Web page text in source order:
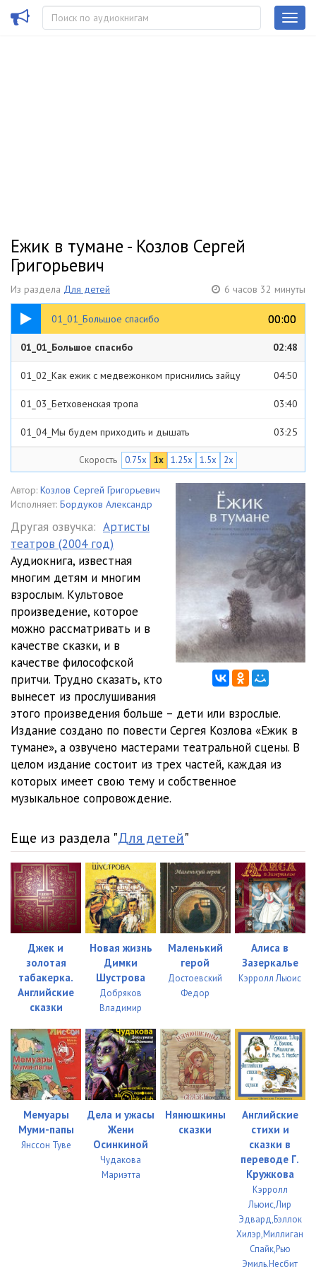
Ежик в тумане - Козлов Сергей
Григорьевич
Из раздела Для детей 6 часов 32 минуты
01_01_Большое спасибо 00:00
00:00
02:48
EzhikVTumane_Tom01
01_01_Большое спасибо
02:48
01_02_Как ежик с медвежонком приснились зайцу 04:50
01_03_Бетховенская тропа 03:40
01_04_Мы будем приходить и дышать 03:25
01_05_Эй вы в бочках
01_06_Голубые куку
07:49
01_08_Птица 04:38
01_09_Ни слова 02:51
01_10_Гусь в сапогах 02:54
01_11_Соленые ножки 03:07
01_12_Щучья почта 03:27
01_13_Кукуня
01_14_Как слон ходил в гости к ежику 05:05
01_15_Великое имя Басе 03:27
01_16_Кит 02:14
01_17_Зимняя сказка
01_19_Позвольте я вам помогу 03:46
01_20_Как ежик с медвежонком спасли волка 11:41
01_21_Как медвежонок перехитрил время 02:56
01_21_Лунная дорожка
01_22_Доверчивый ежик 05:37
01_23_Однажды в солнечный день
01_24_Падал мелкий снежок 05:17
01_25_Заячьи уши 03:44
01_26_Великий китайский поэт 04:40
01_27_Разговор 03:06
01_28_Урюк
01_29_Шотландская баллада 04:41
03:55
05:55
Скорость 0.75x 1x 1.25x 1.5x 2x
Автор: Козлов Сергей Григорьевич
Исполняет: Бордуков Александр
Другая озвучка: Артисты
театров (2004 год)
Аудиокнига, известная
многим детям и многим
взрослым. Культовое
произведение, которое
можно рассматривать и в
качестве сказки, и в
качестве философской
притчи. Трудно сказать, кто
вынесет из прослушивания
этого произведения больше – дети или взрослые.
Издание создано по повести Сергея Козлова «Ежик в
тумане», а озвучено мастерами театральной сцены. В
целом издание состоит из трех частей, каждая из
которых имеет свою тему и собственное
музыкальное сопровождение.
Еще из раздела "Для детей"
Джек и
золотая
табакерка.
Английские
сказки
Новая жизнь
Димки
Шустрова
Добряков
Владимир
Маленький
герой
Достоевский
Федор
Алиса в
Зазеркалье
Кэрролл Льюис
Мемуары
Муми-папы
Янссон Туве
Дела и ужасы
Жени
Осинкиной
Чудакова
Мариэтта
Нянюшкины
сказки
Английские
стихи и
сказки в
переводе Г.
Кружкова
Кэрролл
Льюис,Лир
Эдвард,Бэллок
Хилэр,Миллиган
Спайк,Рью
Эмиль,Несбит